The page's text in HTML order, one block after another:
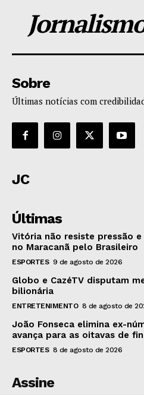
Sobre
Últimas notícias com
JC
Últimas
Vitória não resiste pressão
no Maracanã pelo Brasileiro
ESPORTES 9 de agosto de 2026
Globo e CazéTV disputam
bilionária
ENTRETENIMENTO 8 de agosto de
João Fonseca elimina ex-
avança para as oitavas de
ESPORTES 8 de agosto de 2026
Assine